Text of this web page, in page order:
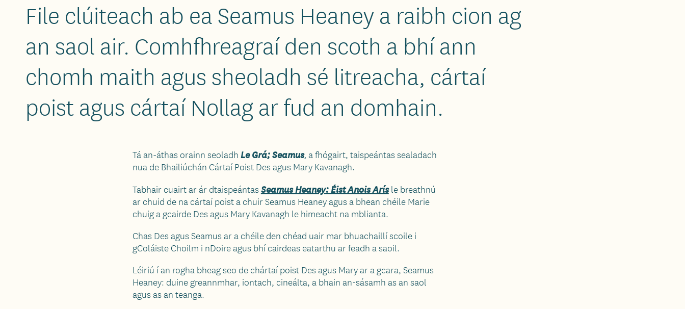
File clúiteach ab ea Seamus Heaney a raibh cion ag
an saol air. Comhfhreagraí den scoth a bhí ann
chomh maith agus sheoladh sé litreacha, cártaí
poist agus cártaí Nollag ar fud an domhain.
Tá an-áthas orainn seoladh Le Grá; Seamus, afhógairt, taispeántas sealadach
nua de Bhailiúchán Cártaí Poist Des agus Mary Kavanagh.
Tabhair cuairt ar ár dtaispeántasSeamus Heaney: Éist Anois Arísle breathnú
ar chuid de na cártaí poist a chuir Seamus Heaney agus a bhean chéile Marie
chuig a gcairde Des agus Mary Kavanagh le himeacht na mblianta.
Chas Des agus Seamus ar a chéile den chéad uair mar bhuachaillí scoile i
gColáiste Choilm i nDoire agus bhí cairdeas eatarthu ar feadh a saoil.
Léiriú í an rogha bheag seo de chártaí poist Des agus Mary ar a gcara, Seamus
Heaney: duine greannmhar, iontach, cineálta, a bhain an-sásamh as an saol
agus as an teanga.